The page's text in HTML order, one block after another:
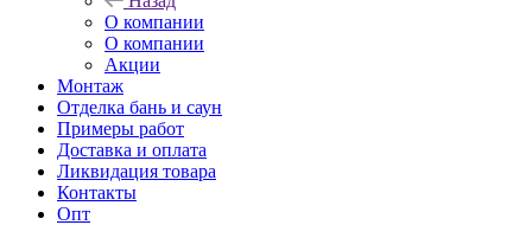
О компании
О компании
Акции
Монтаж
Отделка бань и саун
Примеры работ
Доставка и оплата
Ликвидация товара
Контакты
Опт